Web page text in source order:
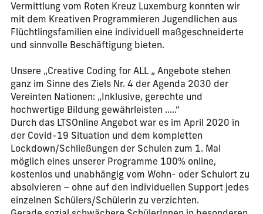
Vermittlung vom Roten Kreuz Luxemburg konnten wir
mit dem Kreativen Programmieren Jugendlichen aus
Flüchtlingsfamilien eine individuell maßgeschneiderte
und sinnvolle Beschäftigung bieten.
Unsere „Creative Coding for ALL „ Angebote stehen
ganz im Sinne des Ziels Nr. 4 der Agenda 2030 der
Vereinten Nationen: „Inklusive, gerechte und
hochwertige Bildung gewährleisten …..“
Durch das LTSOnline Angebot war es im April 2020 in
der Covid-19 Situation und dem kompletten
Lockdown/Schließungen der Schulen zum 1. Mal
möglich eines unserer Programme 100% online,
kostenlos und unabhängig vom Wohn- oder Schulort zu
absolvieren – ohne auf den individuellen Support jedes
einzelnen Schülers/Schülerin zu verzichten.